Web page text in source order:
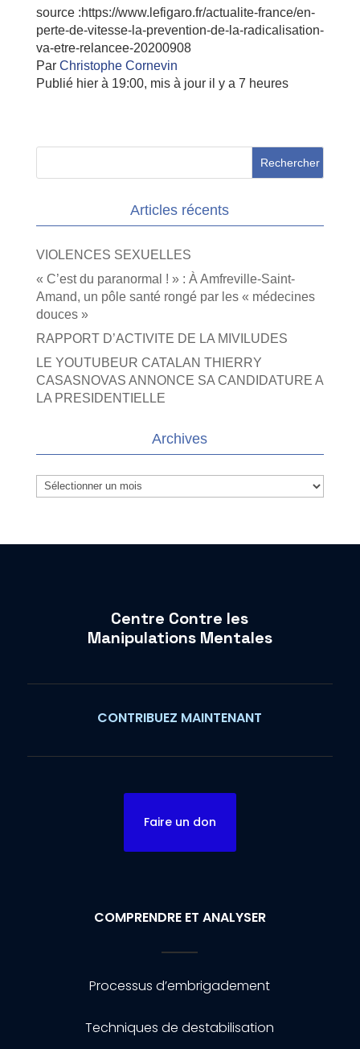
source :https://www.lefigaro.fr/actualite-france/en-
perte-de-vitesse-la-prevention-de-la-radicalisation-
va-etre-relancee-20200908
Par Christophe Cornevin
Publié hier à 19:00, mis à jour il y a 7 heures
Articles récents
VIOLENCES SEXUELLES
« C’est du paranormal ! » : À Amfreville-Saint-
Amand, un pôle santé rongé par les « médecines
douces »
RAPPORT D’ACTIVITE DE LA MIVILUDES
LE YOUTUBEUR CATALAN THIERRY
CASASNOVAS ANNONCE SA CANDIDATURE A
LA PRESIDENTIELLE
Archives
Archives
Centre Contre les
Manipulations Mentales
CONTRIBUEZ MAINTENANT
Faire un don
COMPRENDRE ET ANALYSER
Processus d’embrigadement
Techniques de destabilisation